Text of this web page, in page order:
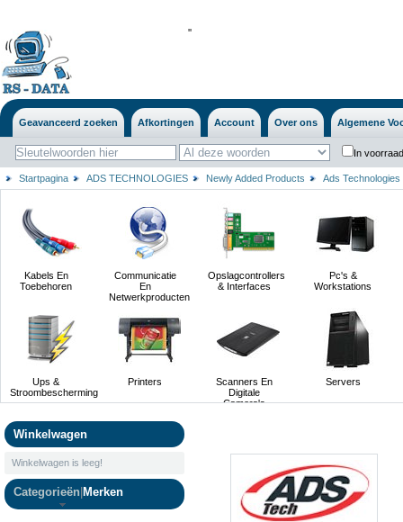
''
Geavanceerd zoeken Afkortingen Account Over ons Algemene
In
Startpagina ADS TECHNOLOGIES Newly Added Products Ads Technologies
Kabels En
Toebehoren
Communicatie
En
Netwerkproducten
Opslagcontrollers
& Interfaces
Pc's &
Workstations
Ups &
Stroombescherming
Printers
Scanners En
Digitale
Camera's
Servers
Winkelwagen
Winkelwagen is leeg!
Categorieën Merken